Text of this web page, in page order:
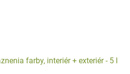
farby, interiér + exteriér - 5 l